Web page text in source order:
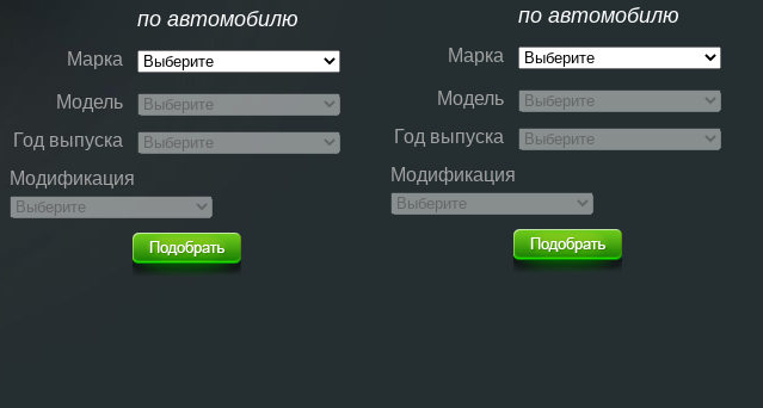
по автомобилю
Марка
Модель
Год выпуска
Модификация
по автомобилю
Марка
Модель
Год выпуска
Модификация